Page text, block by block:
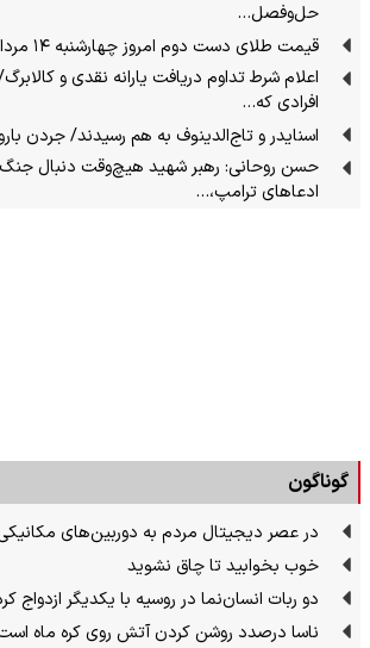
حل‌وفصل…
قیمت طلای دست دوم امروز چهارشنبه ۱۴ مرداد ۱۴۰۵
اعلام شرط تداوم دریافت یارانه نقدی و
افرادی که…
اسنایدر و تاج‌الدینوف به هم رسیدند/ جردن
حسن روحانی: رهبر شهید هیچ‌وقت دنبال جنگ
ادعاهای ترامپ،…
گوناگون
در عصر دیجیتال مردم به دوربین‌های مکانیکی
خوب بخوابید تا چاق نشوید
دو ربات انسان‌نما در روسیه با یکدیگر ازدواج
ناسا درصدد روشن کردن آتش روی کره ماه